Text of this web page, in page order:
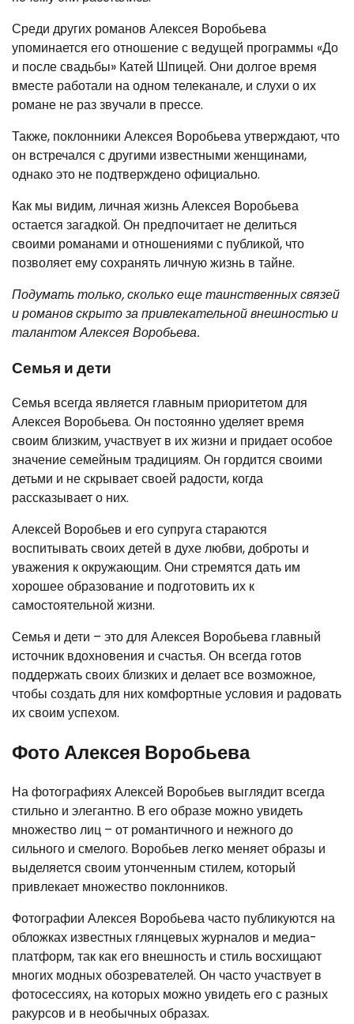
Среди других романов Алексея Воробьева
упоминается его отношение с ведущей программы «До
и после свадьбы» Катей Шпицей. Они долгое время
вместе работали на одном телеканале, и слухи о их
романе не раз звучали в прессе.
Также, поклонники Алексея Воробьева утверждают, что
он встречался с другими известными женщинами,
однако это не подтверждено официально.
Как мы видим, личная жизнь Алексея Воробьева
остается загадкой. Он предпочитает не делиться
своими романами и отношениями с публикой, что
позволяет ему сохранять личную жизнь в тайне.
Подумать только, сколько еще таинственных связей
и романов скрыто за привлекательной внешностью и
талантом Алексея Воробьева.
Семья и дети
Семья всегда является главным приоритетом для
Алексея Воробьева. Он постоянно уделяет время
своим близким, участвует в их жизни и придает особое
значение семейным традициям. Он гордится своими
детьми и не скрывает своей радости, когда
рассказывает о них.
Алексей Воробьев и его супруга стараются
воспитывать своих детей в духе любви, доброты и
уважения к окружающим. Они стремятся дать им
хорошее образование и подготовить их к
самостоятельной жизни.
Семья и дети – это для Алексея Воробьева главный
источник вдохновения и счастья. Он всегда готов
поддержать своих близких и делает все возможное,
чтобы создать для них комфортные условия и радовать
их своим успехом.
Фото Алексея Воробьева
На фотографиях Алексей Воробьев выглядит всегда
стильно и элегантно. В его образе можно увидеть
множество лиц – от романтичного и нежного до
сильного и смелого. Воробьев легко меняет образы и
выделяется своим утонченным стилем, который
привлекает множество поклонников.
Фотографии Алексея Воробьева часто публикуются на
обложках известных глянцевых журналов и медиа-
платформ, так как его внешность и стиль восхищают
многих модных обозревателей. Он часто участвует в
фотосессиях, на которых можно увидеть его с разных
ракурсов и в необычных образах.